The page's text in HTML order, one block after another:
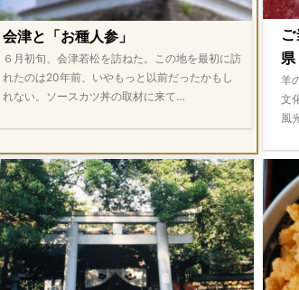
会津と「お種人参」
６月初旬、会津若松を訪ねた。この地を最初に訪
れたのは20年前、いやもっと以前だったかもし
れない。ソースカツ丼の取材に来て…
ご
県
羊
文
風